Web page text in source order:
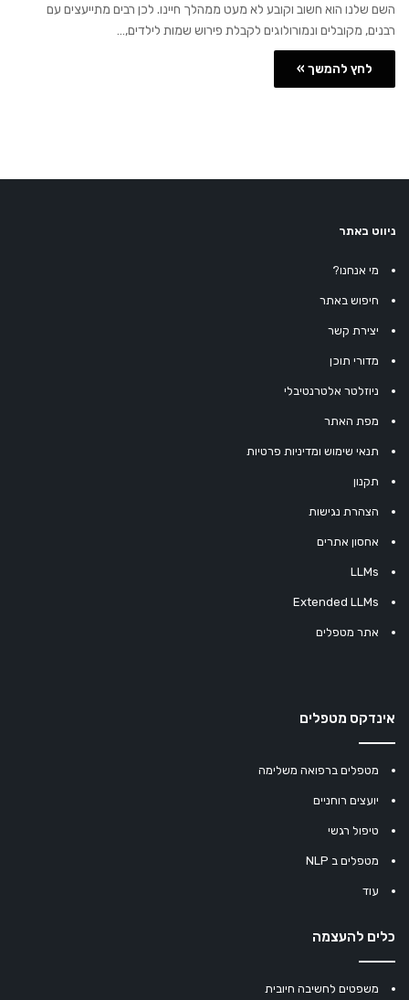
השם שלנו הוא חשוב וקובע לא מעט ממהלך חיינו. לכן רבים מתייעצים עם
רבנים, מקובלים ונמורולוגים לקבלת פירוש שמות לילדים,…
לחץ להמשך »
ניווט באתר
מי אנחנו?
חיפוש באתר
יצירת קשר
מדורי תוכן
ניוזלטר אלטרנטיבלי
מפת האתר
תנאי שימוש ומדיניות פרטיות
תקנון
הצהרת נגישות
אחסון אתרים
LLMs
Extended LLMs
אתר מטפלים
אינדקס מטפלים
מטפלים ברפואה משלימה
יועצים רוחניים
טיפול רגשי
מטפלים ב NLP
עוד
כלים להעצמה
משפטים לחשיבה חיובית